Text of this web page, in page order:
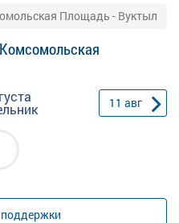
Площадь - Вуктыл
11 авг